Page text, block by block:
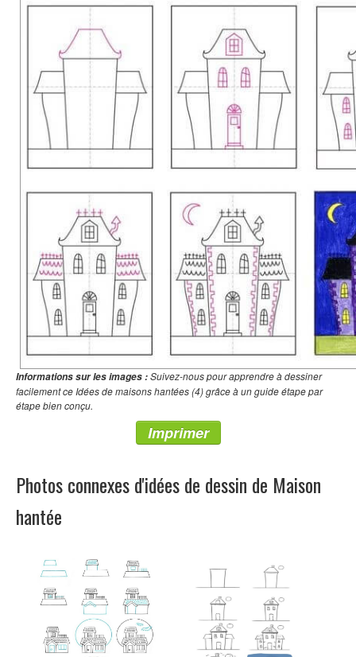
Informations sur les images :Suivez-nous pour apprendre à dessiner
facilement ce Idées de maisons hantées (4) grâce à un guide étape par
étape bien conçu.
Imprimer
Photos connexes d'idées de dessin de Maison
hantée